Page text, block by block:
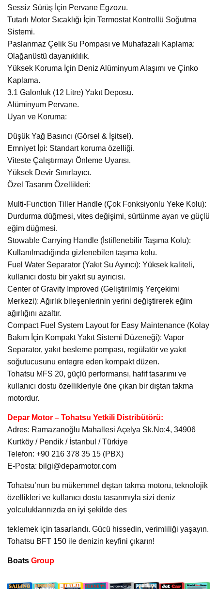
Sessiz Sürüş İçin Pervane Egzozu.
Tutarlı Motor Sıcaklığı İçin Termostat Kontrollü Soğutma
Sistemi.
Paslanmaz Çelik Su Pompası ve Muhafazalı Kaplama:
Olağanüstü dayanıklılık.
Yüksek Koruma İçin Deniz Alüminyum Alaşımı ve Çinko
Kaplama.
3.1 Galonluk (12 Litre) Yakıt Deposu.
Alüminyum Pervane.
Uyarı ve Koruma:
Düşük Yağ Basıncı (Görsel & İşitsel).
Emniyet İpi: Standart koruma özelliği.
Viteste Çalıştırmayı Önleme Uyarısı.
Yüksek Devir Sınırlayıcı.
Özel Tasarım Özellikleri:
Multi-Function Tiller Handle (Çok Fonksiyonlu Yeke Kolu):
Durdurma düğmesi, vites değişimi, sürtünme ayarı ve güçlü
eğim düğmesi.
Stowable Carrying Handle (İstiflenebilir Taşıma Kolu):
Kullanılmadığında gizlenebilen taşıma kolu.
Fuel Water Separator (Yakıt Su Ayırıcı): Yüksek kaliteli,
kullanıcı dostu bir yakıt su ayırıcısı.
Center of Gravity Improved (Geliştirilmiş Yerçekimi
Merkezi): Ağırlık bileşenlerinin yerini değiştirerek eğim
ağırlığını azaltır.
Compact Fuel System Layout for Easy Maintenance (Kolay
Bakım İçin Kompakt Yakıt Sistemi Düzeneği): Vapor
Separator, yakıt besleme pompası, regülatör ve yakıt
soğutucusunu entegre eden kompakt düzen.
Tohatsu MFS 20, güçlü performansı, hafif tasarımı ve
kullanıcı dostu özellikleriyle öne çıkan bir dıştan takma
motordur.
Depar Motor – Tohatsu Yetkili Distribütörü:
Adres: Ramazanoğlu Mahallesi Açelya Sk.No:4, 34906
Kurtköy / Pendik / İstanbul / Türkiye
Telefon: +90 216 378 35 15 (PBX)
E-Posta: bilgi@deparmotor.com
Tohatsu’nun bu mükemmel dıştan takma motoru, teknolojik
özellikleri ve kullanıcı dostu tasarımıyla sizi deniz
yolculuklarınızda en iyi şekilde des
teklemek için tasarlandı. Gücü hissedin, verimliliği yaşayın.
Tohatsu BFT 150 ile denizin keyfini çıkarın!
Boats Group